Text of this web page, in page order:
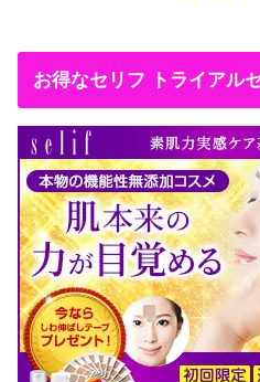
お得なセリフ トライアル